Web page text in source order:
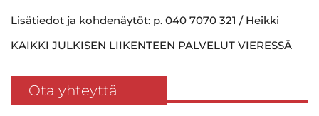
Lisätiedot ja kohdenäytöt: p. 040 7070 321 / Heikki
KAIKKI JULKISEN LIIKENTEEN PALVELUT VIERESSÄ
Ota yhteyttä